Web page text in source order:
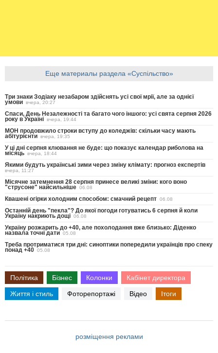
Еще материалы раздела «Суспільство»
Три знаки Зодіаку незабаром здійснять усі свої мрії, але за однієї
умови вчера, 20:27
Спаси, День Незалежності та багато чого іншого: усі свята серпня 2026
року в Україні вчера, 19:44
МОН продовжило строки вступу до коледжів: скільки часу мають
абітурієнти вчера, 19:35
У ці дні серпня клювання не буде: що показує календар риболова на
місяць вчера, 18:44
Якими будуть українські зими через зміну клімату: прогноз експертів
вчера, 11:27
Місячне затемнення 28 серпня принесе великі зміни: кого воно
"струсоне" найсильніше 06.08
Квашені огірки холодним способом: смачний рецепт 06.08
Останній день "пекла"? До якої погоди готуватись 6 серпня й коли
Україну накриють дощі 06.08
Україну розжарить до +40, але похолодання вже близько: Діденко
назвала точні дати 05.08
Треба протриматися три дні: синоптики попередили українців про спеку
понад +40 05.08
Політика Бізнес Колонки Кабінет директора
Життя і стиль Фоторепортажі Відео Ітоги
розміщення реклами